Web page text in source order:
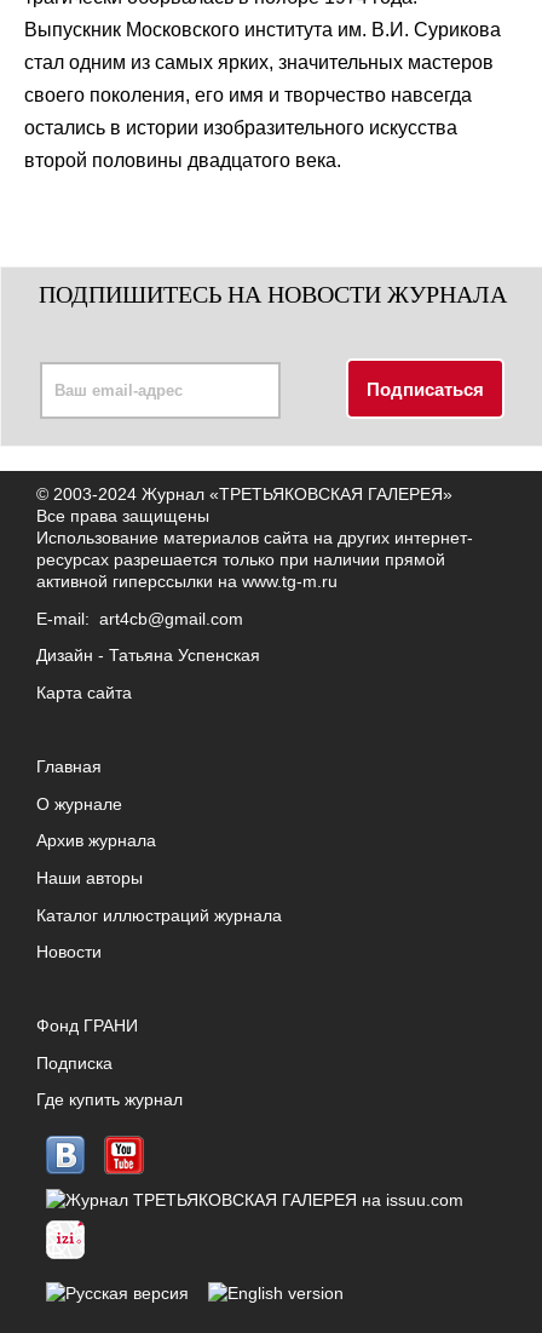
Выпускник Московского института им. В.И. Сурикова
стал одним из самых ярких, значительных мастеров
своего поколения, его имя и творчество навсегда
остались в истории изобразительного искусства
второй половины двадцатого века.
ПОДПИШИТЕСЬ НА НОВОСТИ ЖУРНАЛА
© 2003-2024 Журнал «ТРЕТЬЯКОВСКАЯ ГАЛЕРЕЯ»
Все права защищены
Использование материалов сайта на других интернет-
ресурсах разрешается только при наличии прямой
активной гиперссылки на www.tg-m.ru
E-mail: art4cb@gmail.com
Дизайн - Татьяна Успенская
Карта сайта
Главная
О журнале
Архив журнала
Наши авторы
Каталог иллюстраций журнала
Новости
Фонд ГРАНИ
Подписка
Где купить журнал